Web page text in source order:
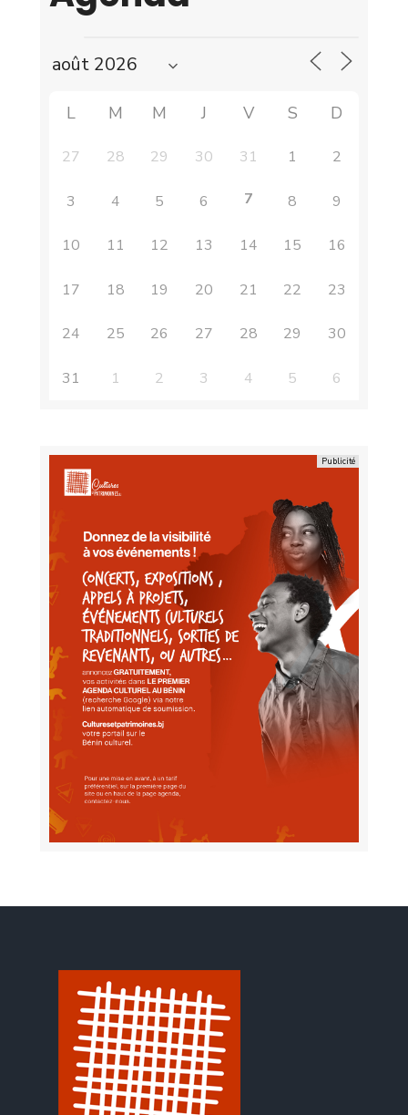
L M M J V S D
27 28 29 30 31 1 2
3 4 5 6 7 8 9
10 11 12 13 14 15 16
17 18 19 20 21 22 23
24 25 26 27 28 29 30
31 1 2 3 4 5 6